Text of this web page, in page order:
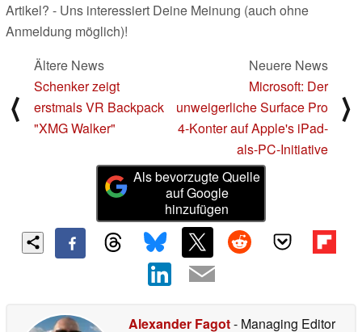
Artikel? - Uns interessiert Deine Meinung (auch ohne
Anmeldung möglich)!
⟨
Ältere News
Schenker zeigt
erstmals VR Backpack
"XMG Walker"
Neuere News
Microsoft: Der
unweigerliche Surface Pro
4-Konter auf Apple's iPad-
als-PC-Initiative
⟩
Als bevorzugte Quelle
auf Google
hinzufügen
Alexander Fagot- Managing Editor